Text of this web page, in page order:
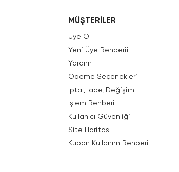
MÜŞTERİLER
Üye Ol
Yeni Üye Rehberii
Yardım
Ödeme Seçenekleri
İptal, İade, Değişim
İşlem Rehberi
Kullanıcı Güvenliği
Site Haritası
Kupon Kullanım Rehberi